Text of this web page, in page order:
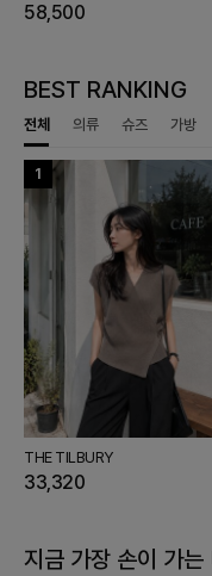
58,500
BEST RANKING
전체 의류 슈즈 가방
1
THE TILBURY
33,320
지금 가장 손이 가는